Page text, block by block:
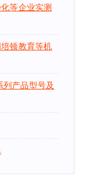
等企业实测
顿教育等机
列产品型号及